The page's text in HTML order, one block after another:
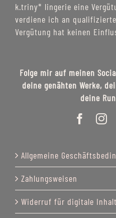
k.triny* lingerie eine
verdiene ich an
Vergütung hat keinen
Folge mir auf meinen
deine genähten Werke,
deine
Allgemeine
Zahlungsweisen
Widerruf für digitale